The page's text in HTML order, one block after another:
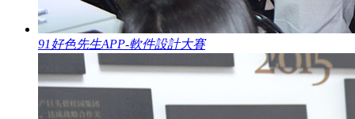
91好色先生APP-軟件設計大賽